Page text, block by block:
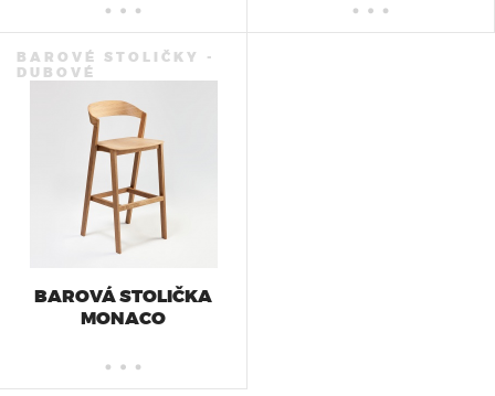
BAROVÉ STOLIČKY -
DUBOVÉ
BAROVÁ STOLIČKA
MONACO